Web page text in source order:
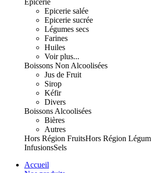
Epicerie
Epicerie salée
Epicerie sucrée
Légumes secs
Farines
Huiles
Voir plus...
Boissons Non Alcoolisées
Jus de Fruit
Sirop
Kéfir
Divers
Boissons Alcoolisées
Bières
Autres
Hors Région FruitsHors Région
InfusionsSels
Accueil